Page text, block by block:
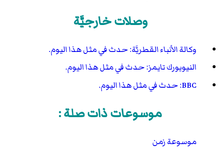
وصلات خارجيَّة
وكالة الأنباء القطريَّة: حدث في مثل هذا اليوم.
النيويورك تايمز: حدث في مثل هذا اليوم.
BBC: حدث في مثل هذا اليوم.
موسوعات ذات صلة :
موسوعة زمن